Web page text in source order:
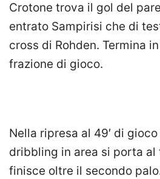
Crotone trova il gol del
entrato Sampirisi che di
cross di Rohden. Termina
frazione di gioco.
Nella ripresa al 49′ di
dribbling in area si porta al
finisce oltre il secondo